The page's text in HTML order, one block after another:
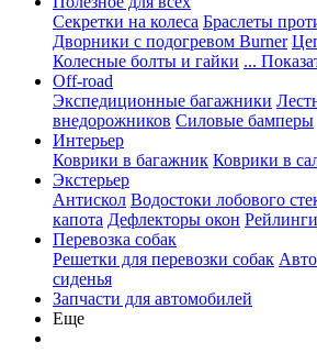
Секретки на колеса Браслеты
Дворники с подогревом Burner
Колесные болты и гайки ...
Off-road
Экспедиционные багажники
внедорожников Силовые бамперы
Интерьер
Коврики в багажник Коврики в
Экстерьер
Антискол Водостоки лобового
капота Дефлекторы окон Рейлинги
Перевозка собак
Решетки для перевозки собак
сиденья
Запчасти для автомобилей
Еще